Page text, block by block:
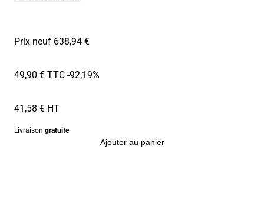
Prix neuf 638,94 €
49,90 € TTC-92,19%
41,58 € HT
Livraison gratuite
Ajouter au panier